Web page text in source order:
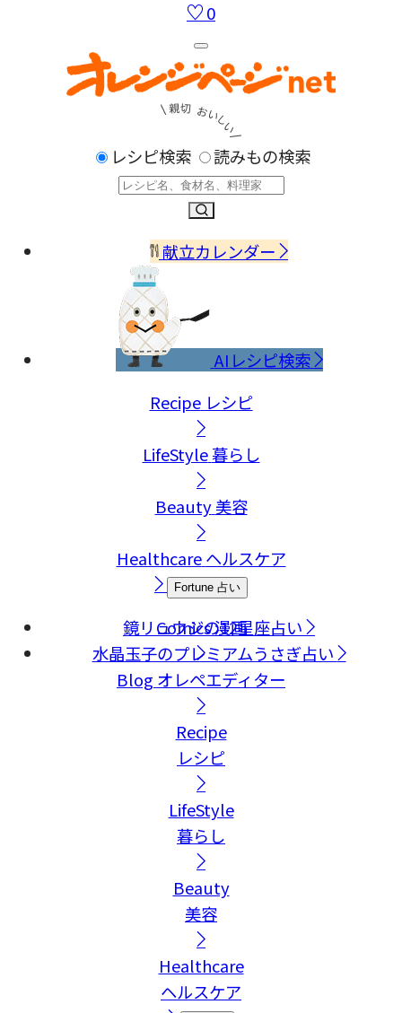
0
レシピ検索 読みもの検索
献立カレンダー
AIレシピ検索
Recipe レシピ
LifeStyle暮らし
Beauty 美容
Healthcare ヘルスケア
Fortune 占い
鏡リュウジの12星座占い
水晶玉子のプレミアムうさぎ占い
Comics漫画
Blog オレペエディター
Recipe
レシピ
LifeStyle
暮らし
Beauty
美容
Healthcare
ヘルスケア